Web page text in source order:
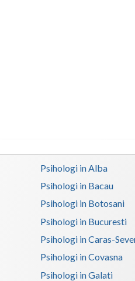
Psihologi in Alba
Psihologi in Bacau
Psihologi in Botosani
Psihologi in Bucuresti
Psihologi in Caras-
Psihologi in Covasna
Psihologi in Galati